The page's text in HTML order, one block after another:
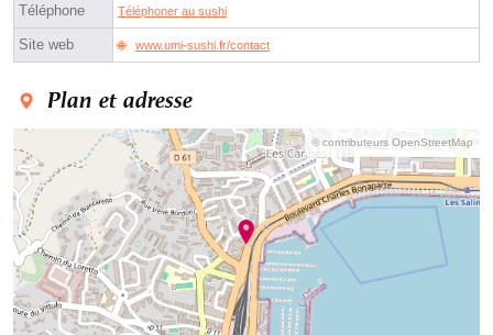
Téléphone Téléphoner au sushi
Site web www.umi-sushi.fr/contact
Plan et adresse
© contributeurs OpenStreetMap